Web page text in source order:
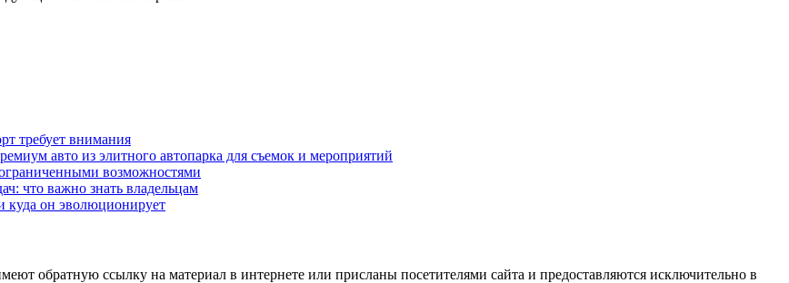
требует внимания
авто из элитного автопарка для съемок и мероприятий
возможностями
что важно знать владельцам
куда он эволюционирует
обратную ссылку на материал в интернете или присланы посетителями сайта и предоставляются исключительно в